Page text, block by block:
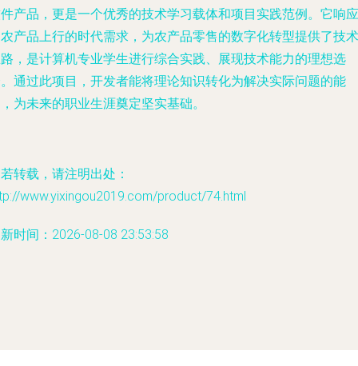
产品，更是一个优秀的技术学习载体和项目实践范例。它响应
产品上行的时代需求，为农产品零售的数字化转型提供了技术
，是计算机专业学生进行综合实践、展现技术能力的理想选
通过此项目，开发者能将理论知识转化为解决实际问题的能
为未来的职业生涯奠定坚实基础。
转载，请注明出处：
www.yixingou2019.com/product/74.html
时间：2026-08-08 23:53:58